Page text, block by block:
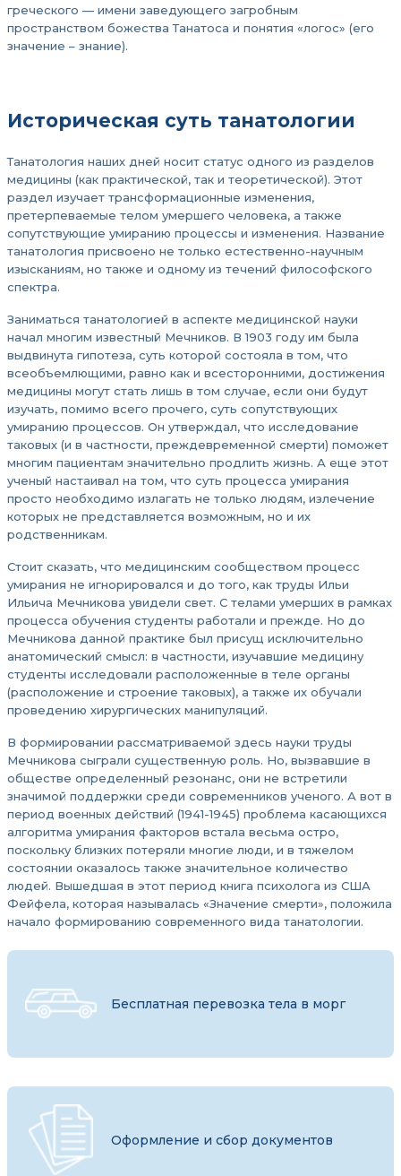
греческого — имени заведующего загробным
пространством божества Танатоса и понятия «логос» (его
значение – знание).
Историческая суть танатологии
Танатология наших дней носит статус одного из разделов
медицины (как практической, так и теоретической). Этот
раздел изучает трансформационные изменения,
претерпеваемые телом умершего человека, а также
сопутствующие умиранию процессы и изменения. Название
танатология присвоено не только естественно-научным
изысканиям, но также и одному из течений философского
спектра.
Заниматься танатологией в аспекте медицинской науки
начал многим известный Мечников. В 1903 году им была
выдвинута гипотеза, суть которой состояла в том, что
всеобъемлющими, равно как и всесторонними, достижения
медицины могут стать лишь в том случае, если они будут
изучать, помимо всего прочего, суть сопутствующих
умиранию процессов. Он утверждал, что исследование
таковых (и в частности, преждевременной смерти) поможет
многим пациентам значительно продлить жизнь. А еще этот
ученый настаивал на том, что суть процесса умирания
просто необходимо излагать не только людям, излечение
которых не представляется возможным, но и их
родственникам.
Стоит сказать, что медицинским сообществом процесс
умирания не игнорировался и до того, как труды Ильи
Ильича Мечникова увидели свет. С телами умерших в рамках
процесса обучения студенты работали и прежде. Но до
Мечникова данной практике был присущ исключительно
анатомический смысл: в частности, изучавшие медицину
студенты исследовали расположенные в теле органы
(расположение и строение таковых), а также их обучали
проведению хирургических манипуляций.
В формировании рассматриваемой здесь науки труды
Мечникова сыграли существенную роль. Но, вызвавшие в
обществе определенный резонанс, они не встретили
значимой поддержки среди современников ученого. А вот в
период военных действий (1941-1945) проблема касающихся
алгоритма умирания факторов встала весьма остро,
поскольку близких потеряли многие люди, и в тяжелом
состоянии оказалось также значительное количество
людей. Вышедшая в этот период книга психолога из США
Фейфела, которая называлась «Значение смерти», положила
начало формированию современного вида танатологии.
Бесплатная перевозка тела в морг
Оформление и сбор документов